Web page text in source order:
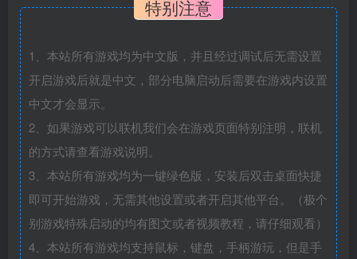
特别注意
1、本站所有游戏均为中文版，并且经过调试后无需设置
开启游戏后就是中文，部分电脑启动后需要在游戏内设置
中文才会显示。
2、如果游戏可以联机我们会在游戏页面特别注明，联机
的方式请查看游戏说明。
3、本站所有游戏均为一键绿色版，安装后双击桌面快捷
即可开始游戏，无需其他设置或者开启其他平台。（极个
别游戏特殊启动的均有图文或者视频教程，请仔细观看）
4、本站所有游戏均支持鼠标，键盘，手柄游玩，但是手